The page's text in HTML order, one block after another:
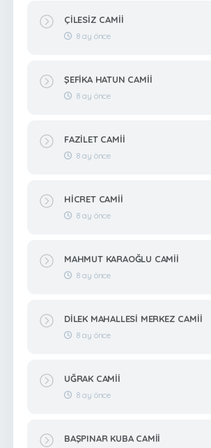
ÇİLESİZ CAMİİ
8 ay önce
ŞEFİKA HATUN CAMİİ
8 ay önce
FAZİLET CAMİİ
8 ay önce
HİCRET CAMİİ
8 ay önce
MAHMUT KARAOĞLU CAMİİ
8 ay önce
DİLEK MAHALLESİ MERKEZ CAMİİ
8 ay önce
UĞRAK CAMİİ
8 ay önce
BAŞPINAR KUBA CAMİİ